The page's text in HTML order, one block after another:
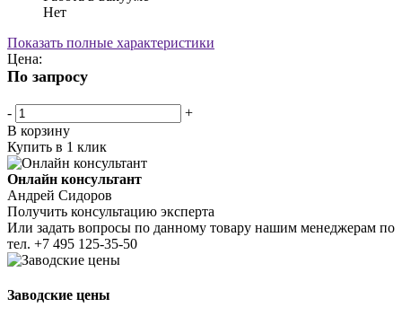
Нет
Показать полные характеристики
Цена:
По запросу
-
+
В корзину
Купить в 1 клик
Онлайн консультант
Андрей Сидоров
Получить консультацию эксперта
Или задать вопросы по данному товару нашим менеджерам по
тел. +7 495 125-35-50
Заводские цены